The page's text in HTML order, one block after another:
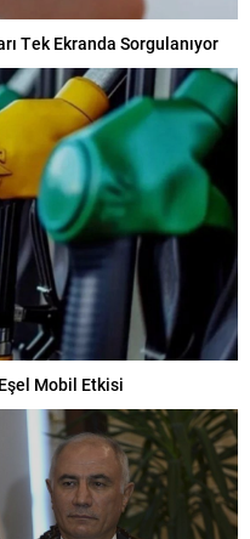
Tek Ekranda Sorgulanıyor
Mobil Etkisi